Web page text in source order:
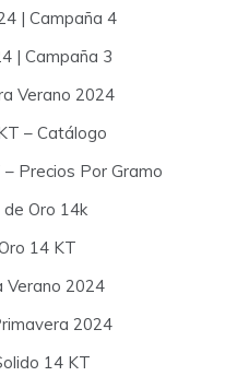
| Campaña 4
| Campaña 3
Verano 2024
– Catálogo
Precios Por Gramo
de Oro 14k
14 KT
Verano 2024
2024
14 KT